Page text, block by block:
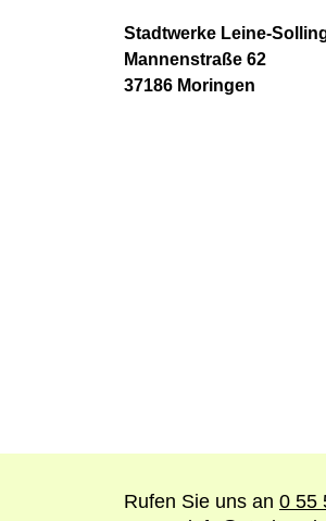
Stadtwerke Leine-
Mannenstraße 62
37186 Moringen
Rufen Sie uns an 0 55